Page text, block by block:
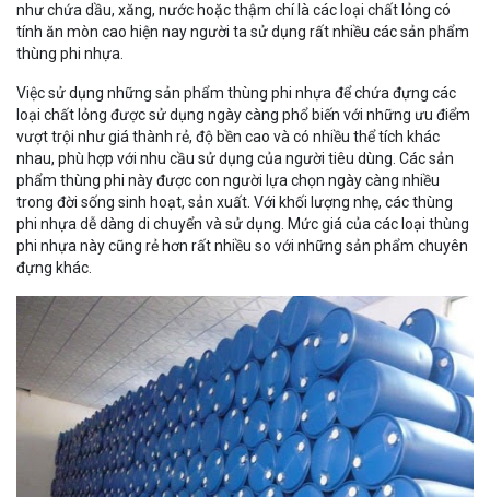
như chứa dầu, xăng, nước hoặc thậm chí là các loại chất lỏng có
tính ăn mòn cao hiện nay người ta sử dụng rất nhiều các sản phẩm
thùng phi nhựa.
Việc sử dụng những sản phẩm thùng phi nhựa để chứa đựng các
loại chất lỏng được sử dụng ngày càng phổ biến với những ưu điểm
vượt trội như giá thành rẻ, độ bền cao và có nhiều thể tích khác
nhau, phù hợp với nhu cầu sử dụng của người tiêu dùng. Các sản
phẩm thùng phi này được con người lựa chọn ngày càng nhiều
trong đời sống sinh hoạt, sản xuất. Với khối lượng nhẹ, các thùng
phi nhựa dễ dàng di chuyển và sử dụng. Mức giá của các loại thùng
phi nhựa này cũng rẻ hơn rất nhiều so với những sản phẩm chuyên
đựng khác.